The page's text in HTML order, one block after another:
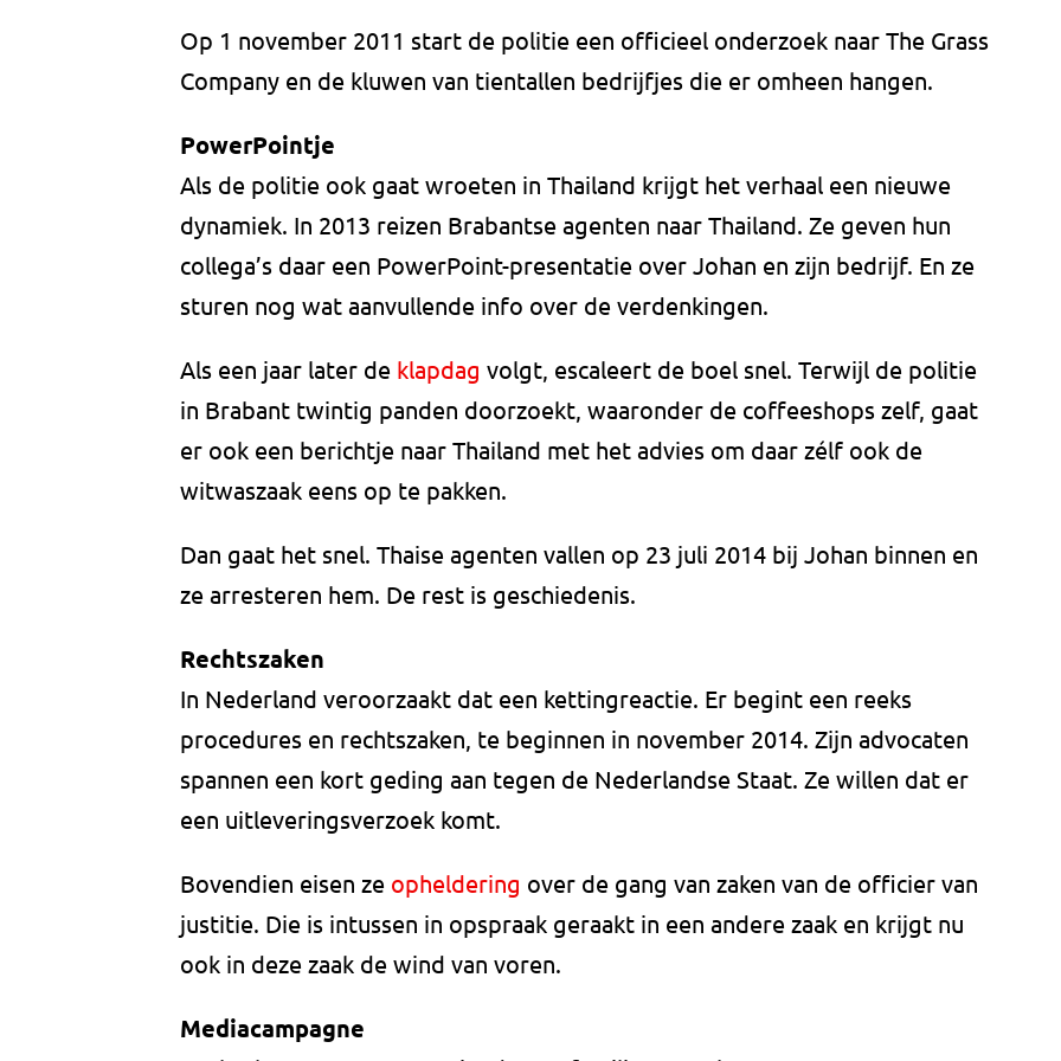
Op 1 november 2011 start de politie een officieel onderzoek naar The Grass
Company en de kluwen van tientallen bedrijfjes die er omheen hangen.
PowerPointje
Als de politie ook gaat wroeten in Thailand krijgt het verhaal een nieuwe
dynamiek. In 2013 reizen Brabantse agenten naar Thailand. Ze geven hun
collega’s daar een PowerPoint-presentatie over Johan en zijn bedrijf. En ze
sturen nog wat aanvullende info over de verdenkingen.
Als een jaar later de klapdag volgt, escaleert de boel snel. Terwijl de politie
in Brabant twintig panden doorzoekt, waaronder de coffeeshops zelf, gaat
er ook een berichtje naar Thailand met het advies om daar zélf ook de
witwaszaak eens op te pakken.
Dan gaat het snel. Thaise agenten vallen op 23 juli 2014 bij Johan binnen en
ze arresteren hem. De rest is geschiedenis.
Rechtszaken
In Nederland veroorzaakt dat een kettingreactie. Er begint een reeks
procedures en rechtszaken, te beginnen in november 2014. Zijn advocaten
spannen een kort geding aan tegen de Nederlandse Staat. Ze willen dat er
een uitleveringsverzoek komt.
Bovendien eisen ze opheldering over de gang van zaken van de officier van
justitie. Die is intussen in opspraak geraakt in een andere zaak en krijgt nu
ook in deze zaak de wind van voren.
Mediacampagne